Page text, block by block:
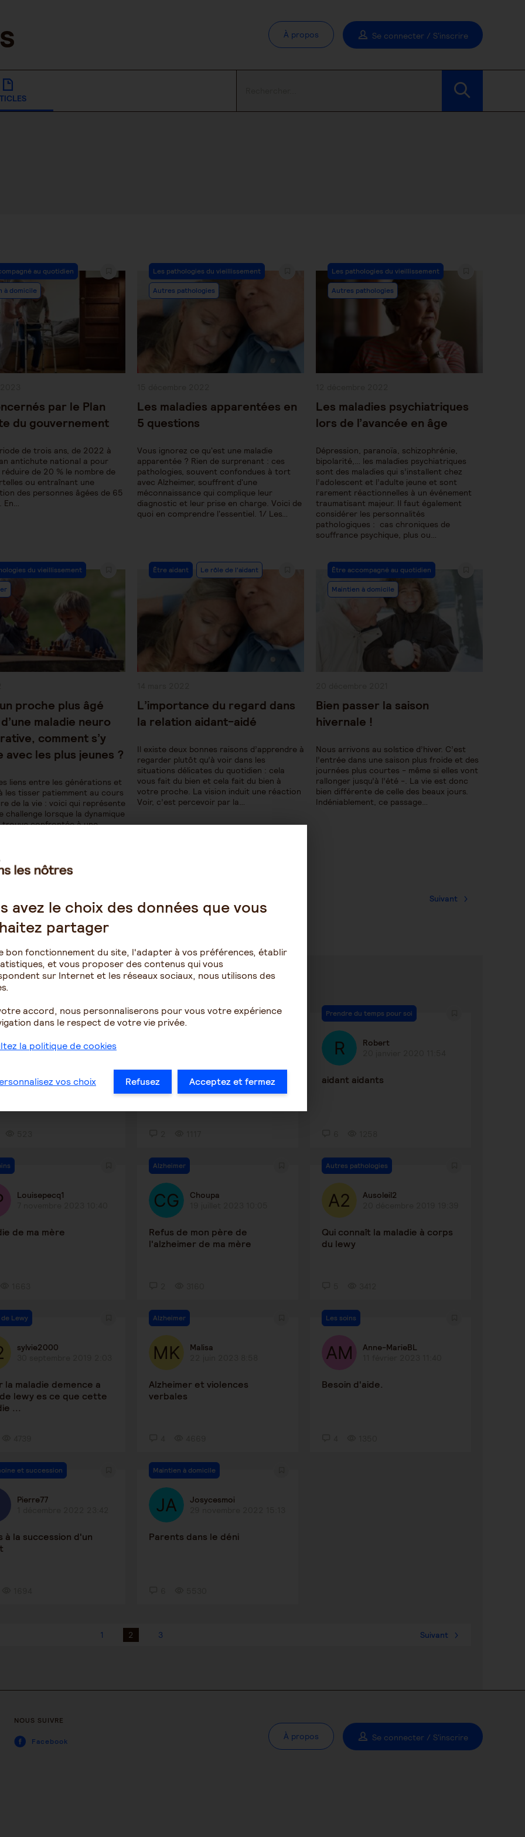
À propos Se connecter / S'inscrire
au quotidien
à domicile
par le Plan
du gouvernement
de trois ans, de 2022 à
antichute national a pour
de 20 % le nombre de
ou entraînant une
des personnes âgées de 65
En…
Post
Category:
Les pathologies du vieillissement
Autres pathologies
Les maladies apparentées en
5 questions
Vous ignorez ce qu'est une maladie
apparentée ? Rien de surprenant : ces
pathologies, souvent confondues à tort
avec Alzheimer, souffrent d'une
méconnaissance qui complique leur
diagnostic et leur prise en charge. Voici de
quoi en comprendre l'essentiel. 1/ Les…
Post
Category:
Les pathologies du vieillissement
Autres pathologies
Les maladies psychiatriques
lors de l’avancée en âge
Dépression, paranoïa, schizophrénie,
bipolarité,… les maladies psychiatriques
sont des maladies qui s’installent chez
l’adolescent et l’adulte jeune et sont
rarement réactionnelles à un événement
traumatisant majeur. Il faut également
considérer les personnalités
pathologiques : cas chroniques de
souffrance psychique, plus ou…
du vieillissement
proche plus âgé
maladie neuro
comment s’y
avec les plus jeunes ?
liens entre les générations et
les tisser patiemment au cours
de la vie : voici qui représente
challenge lorsque la dynamique
trouve confrontée à une
Post
Category:
Être aidant Le rôle de l'aidant
L’importance du regard dans
la relation aidant-aidé
Il existe deux bonnes raisons d’apprendre à
regarder plutôt qu’à voir dans les
situations délicates du quotidien : cela
vous fait du bien et cela fait du bien à
votre proche. La vision induit une réaction
Voir, c’est percevoir par la…
Post
Category:
Être accompagné au quotidien
Maintien à domicile
Bien passer la saison
hivernale !
Nous arrivons au solstice d’hiver. C’est
l’entrée dans une saison plus froide et des
journées plus courtes - même si elles vont
rallonger jusqu’à l’été -. La vie est donc
bien différente de celle des beaux jours.
Indéniablement, ce passage…
Suivant
établissement spécialisé
Virginie6792
16 décembre 2024 23:17
Ehapd USLD
Le rôle de l'aidant
Urgent cherche neurologue
triatement maladie
Prendre du temps pour soi
Robert
aidant aidants
Louisepecq1
de ma mère
Alzheimer
Choupa
Refus de mon père de
l'alzheimer de ma mère
Autres pathologies
Ausoleil2
Qui connaît la maladie à corps
du lewy
Lewy
sylvie2000
la maladie demence a
lewy es ce que cette
...
Alzheimer
Malisa
Alzheimer et violences
verbales
Les soins
Anne-MarieBL
Besoin d'aide.
et succession
Pierre77
à la succession d'un
Maintien à domicile
Josycesmoi
Parents dans le déni
1 2 3 Suivant
NOUS SUIVRE
Facebook À propos Se connecter / S'inscrire
avez le choix des données que vous
partager
bon fonctionnement du site, l'adapter à vos préférences, établir
et vous proposer des contenus qui vous
sur Internet et les réseaux sociaux, nous utilisons des
accord, nous personnaliserons pour vous votre expérience
dans le respect de votre vie privée.
la politique de cookies
vos choix Refusez Acceptez et fermez